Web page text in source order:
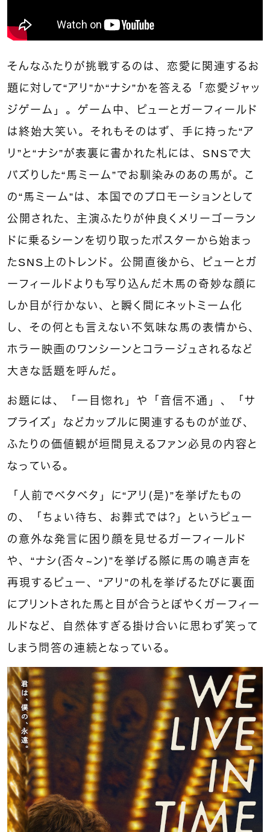
そんなふたりが挑戦するのは、恋愛に関連するお
題に対して“アリ”か“ナシ”かを答える「恋愛ジャッ
ジゲーム」。ゲーム中、ピューとガーフィールド
は終始大笑い。それもそのはず、手に持った“ア
リ”と“ナシ”が表裏に書かれた札には、SNSで大
バズりした“馬ミーム”でお馴染みのあの馬が。こ
の“馬ミーム”は、本国でのプロモーションとして
公開された、主演ふたりが仲良くメリーゴーラン
ドに乗るシーンを切り取ったポスターから始まっ
たSNS上のトレンド。公開直後から、ピューとガ
ーフィールドよりも写り込んだ木馬の奇妙な顔に
しか目が行かない、と瞬く間にネットミーム化
し、その何とも言えない不気味な馬の表情から、
ホラー映画のワンシーンとコラージュされるなど
大きな話題を呼んだ。
お題には、「一目惚れ」や「音信不通」、「サ
プライズ」などカップルに関連するものが並び、
ふたりの価値観が垣間見えるファン必見の内容と
なっている。
「人前でベタベタ」に“アリ（是）”を挙げたもの
の、「ちょい待ち、お葬式では？」というピュー
の意外な発言に困り顔を見せるガーフィールド
や、“ナシ（否々～ン）”を挙げる際に馬の鳴き声を
再現するピュー、“アリ”の札を挙げるたびに裏面
にプリントされた馬と目が合うとぼやくガーフィー
ルドなど、自然体すぎる掛け合いに思わず笑って
しまう問答の連続となっている。